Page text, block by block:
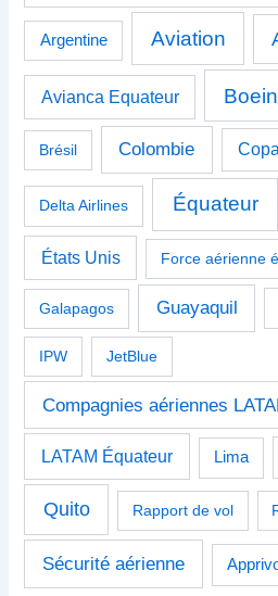
Argentine Aviation
Avianca Equateur
Brésil Colombie
Delta Airlines Équateur
États Unis Force aérienne
Galapagos Guayaquil
IPW JetBlue
Compagnies aériennes
LATAM Équateur Lima
Quito Rapport de vol
Sécurité aérienne